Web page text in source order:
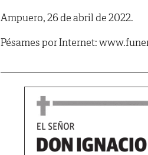
Ampuero, 26 de abril de 2022.
Pésames por Internet: